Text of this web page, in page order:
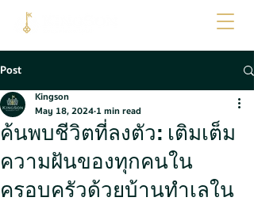
Post
ค้นพบชีวิตที่ลงตัว: เติมเต็ม
ความฝันของทุกคนใน
ครอบครัวด้วยบ้านทำเลใน
Kingson
May 18, 2024 1 min read